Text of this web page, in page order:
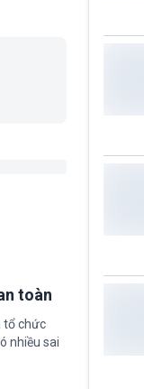
toàn
tổ chức
nhiều sai